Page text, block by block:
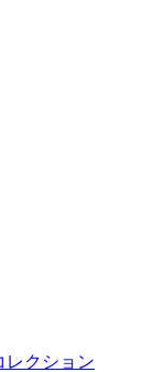
レクション